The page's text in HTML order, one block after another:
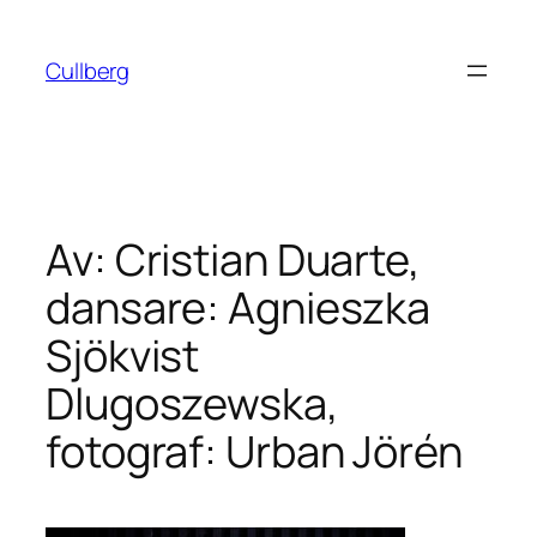
innehåll
Cullberg
Av: Cristian Duarte,
dansare: Agnieszka
Sjökvist
Dlugoszewska,
fotograf: Urban Jörén